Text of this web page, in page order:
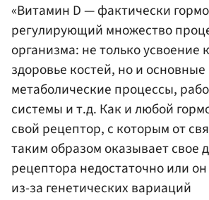
«Витамин D — фактически
регулирующий множество
организма: не только усвоение
здоровье костей, но и основные
метаболические процессы,
системы и т.д. Как и любой
свой рецептор, с которым от
таким образом оказывает свое
рецептора недостаточно или
из-за генетических вариаций